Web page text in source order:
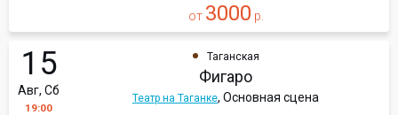
от 3000 р.
15
Авг, Сб
19:00
Таганская
Фигаро
Театр на Таганке, Основная сцена